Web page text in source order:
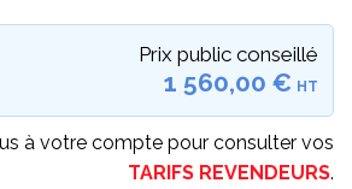
Prix public conseillé
1 560,00 € HT
à votre compte pour consulter vos
TARIFS REVENDEURS.